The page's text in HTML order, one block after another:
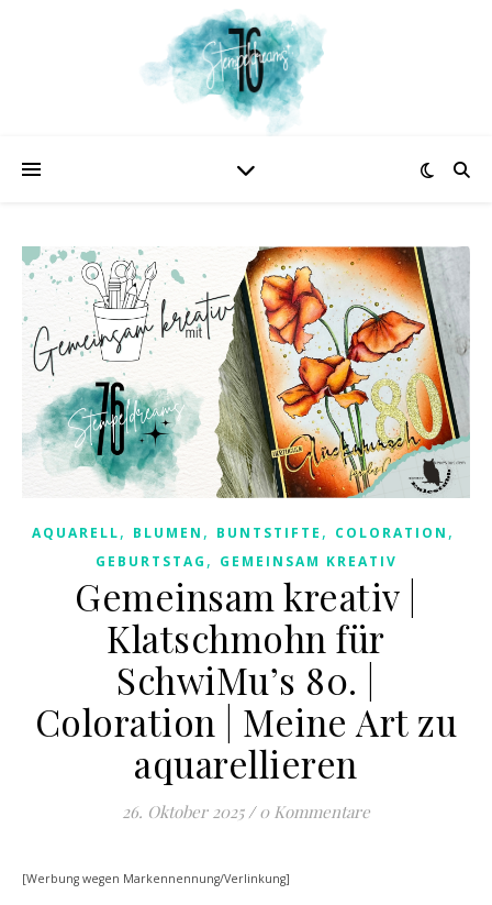
AQUARELL, BLUMEN , BUNTSTIFTE , COLORATION ,
GEBURTSTAG , GEMEINSAM KREATIV
Gemeinsam kreativ |
Klatschmohn für
SchwiMu’s 80. |
Coloration | Meine Art zu
aquarellieren
26. Oktober 2025 / 0 Kommentare
[Werbung wegen Markennennung/Verlinkung]